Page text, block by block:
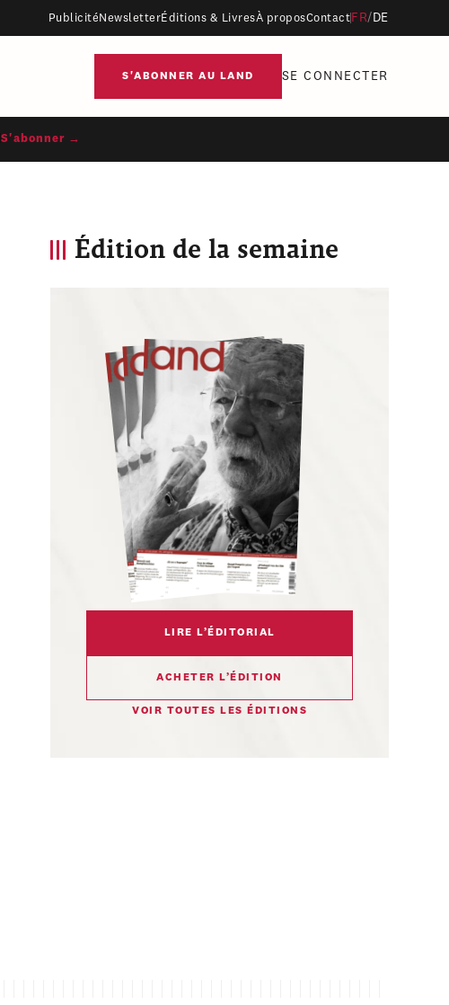
Publicité NewsletterÉditions & LivresÀ proposContact FR/ DE
S'ABONNER AU LAND SE CONNECTER
S'abonner →
Édition de la semaine
LIRE L’ÉDITORIAL
ACHETER L’ÉDITION
VOIR TOUTES LES ÉDITIONS